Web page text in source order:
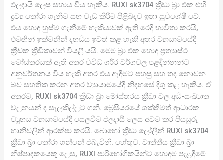
ඵලදායි ලෙස සහාය විය හැකිය. RUXI sk3704 ක්‍රීඩා බ්‍රා එක එහි
ද්‍රව්‍ය තෝරා ගැනීම සහ වැඩ කිරීම පිළිබඳව ඉතා සුවිශේෂී වේ.
එය හොඳ හුස්ම ගැනීමේ හැකියාවක් ඇති රෙදි භාවිතා කරයි,
එමඟින් ඉක්මනින් දහඩිය ඉවත් කළ හැකි අතර ව්‍යායාමයේදී
ක්‍රීඩක ක්‍රීඩිකාවන් වියළී යයි. මෙම බ්‍රා එක හොඳ ප්‍රත්‍යාස්ථ
මෝස්තරයක් ඇති අතර විවිධ ශරීර වර්ගවල පළඳින්නන්ට
අනුවර්තනය විය හැකි අතර එය ඇඳීමට පහසු සහ තද නොවන
බව සහතික කරන අතර ව්‍යායාමයේදී නිදහසේ දිගු කළ හැකිය. ඒ
අතරම, RUXI sk3704 ක්‍රීඩා බ්‍රා මෝස්තරය ක්‍රීඩා වල අධි-සංඛ්‍යාත
චලනයන් ද සැලකිල්ලට ගනී. බ්‍රෙසියරයේ ශක්තිමත් ආධාරක
ව්‍යුහය ව්‍යායාමයේදී සෙලවීම ඵලදායි ලෙස අවම කර පියයුරු
හානිවලින් ආරක්ෂා කරයි. බොහෝ ක්‍රීඩා ලෝලීන් RUXI sk3704
ක්‍රීඩා බ්‍රා තෝරා ගන්නේ එබැවිනි. හේතුව. වෘත්තීය ක්‍රීඩා බ්‍රා
නිෂ්පාදකයෙකු ලෙස, RUXI පාරිභෝගිකයින්ට හොඳම පැළඳීමේ